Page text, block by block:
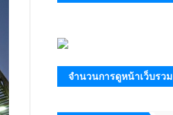
จำนวนการดูหน้าเว็บรวม